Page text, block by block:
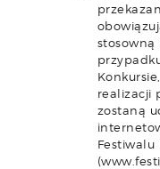
stosowną
realizacji
zostaną
Festiwalu